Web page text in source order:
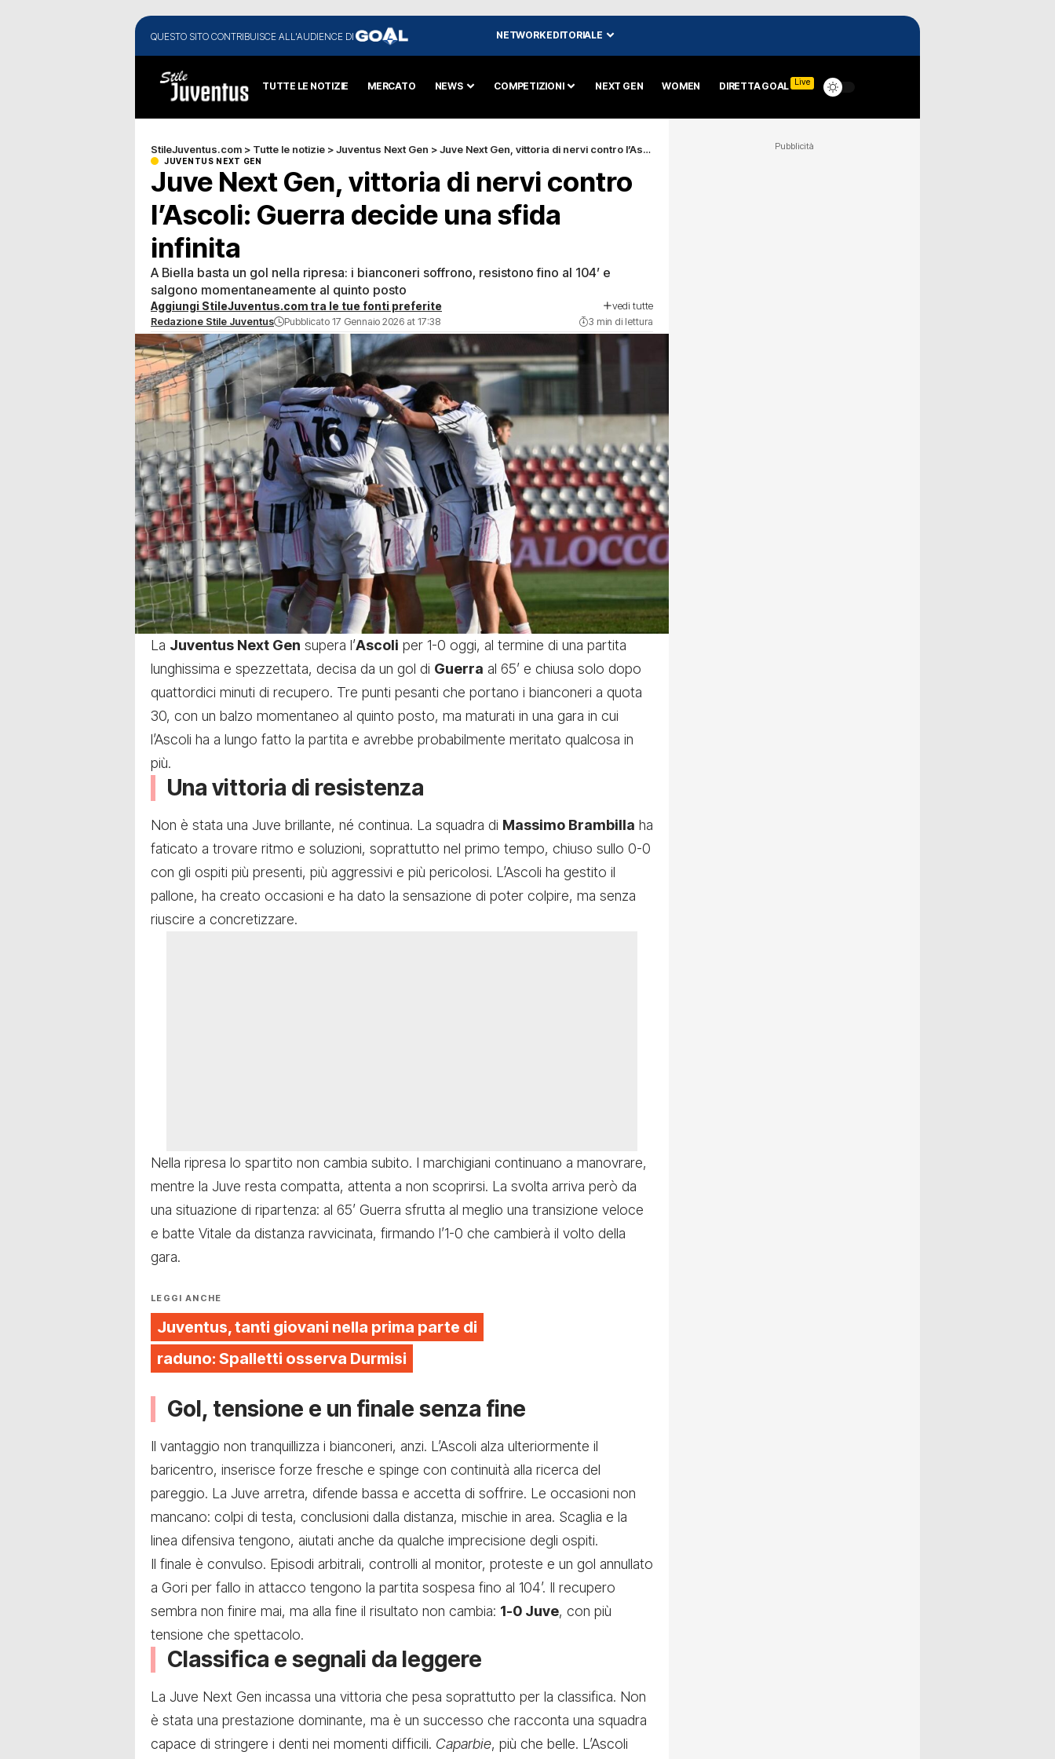
QUESTO SITO CONTRIBUISCE ALL'AUDIENCE DI NETWORK EDITORIALE
TUTTE LE NOTIZIE MERCATO NEWS COMPETIZIONI NEXT GEN WOMEN DIRETTA GOAL Live
StileJuventus.com > Tutte le notizie >Juventus Next Gen >Juve Next Gen, vittoria di nervi contro l’Ascoli: Guerra decide una sfida infinita
JUVENTUS NEXT GEN
Juve Next Gen, vittoria di nervi contro
l’Ascoli: Guerra decide una sfida
infinita
A Biella basta un gol nella ripresa: i bianconeri soffrono, resistono fino al 104’ e
salgono momentaneamente al quinto posto
Aggiungi StileJuventus.com tra le tue fonti preferite vedi tutte
Redazione Stile Juventus Pubblicato 17 Gennaio 2026 at 17:38 3 min di lettura
La Juventus Next Gen supera l’Ascoli per 1-0 oggi, al termine di una partita
lunghissima e spezzettata, decisa da un gol di Guerra al 65’ e chiusa solo dopo
quattordici minuti di recupero. Tre punti pesanti che portano i bianconeri a quota
30, con un balzo momentaneo al quinto posto, ma maturati in una gara in cui
l’Ascoli ha a lungo fatto la partita e avrebbe probabilmente meritato qualcosa in
più.
Una vittoria di resistenza
Non è stata una Juve brillante, né continua. La squadra di Massimo Brambilla ha
faticato a trovare ritmo e soluzioni, soprattutto nel primo tempo, chiuso sullo 0-0
con gli ospiti più presenti, più aggressivi e più pericolosi. L’Ascoli ha gestito il
pallone, ha creato occasioni e ha dato la sensazione di poter colpire, ma senza
riuscire a concretizzare.
Nella ripresa lo spartito non cambia subito. I marchigiani continuano a manovrare,
mentre la Juve resta compatta, attenta a non scoprirsi. La svolta arriva però da
una situazione di ripartenza: al 65’ Guerra sfrutta al meglio una transizione veloce
e batte Vitale da distanza ravvicinata, firmando l’1-0 che cambierà il volto della
gara.
LEGGI ANCHE
Juventus, tanti giovani nella prima parte di
raduno: Spalletti osserva Durmisi
Gol, tensione e un finale senza fine
Il vantaggio non tranquillizza i bianconeri, anzi. L’Ascoli alza ulteriormente il
baricentro, inserisce forze fresche e spinge con continuità alla ricerca del
pareggio. La Juve arretra, difende bassa e accetta di soffrire. Le occasioni non
mancano: colpi di testa, conclusioni dalla distanza, mischie in area. Scaglia e la
linea difensiva tengono, aiutati anche da qualche imprecisione degli ospiti.
Il finale è convulso. Episodi arbitrali, controlli al monitor, proteste e un gol annullato
a Gori per fallo in attacco tengono la partita sospesa fino al 104’. Il recupero
sembra non finire mai, ma alla fine il risultato non cambia: 1-0 Juve, con più
tensione che spettacolo.
Classifica e segnali da leggere
La Juve Next Gen incassa una vittoria che pesa soprattutto per la classifica. Non
è stata una prestazione dominante, ma è un successo che racconta una squadra
capace di stringere i denti nei momenti difficili. Caparbie, più che belle. L’Ascoli
Pubblicità